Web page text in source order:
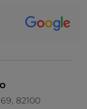
82100